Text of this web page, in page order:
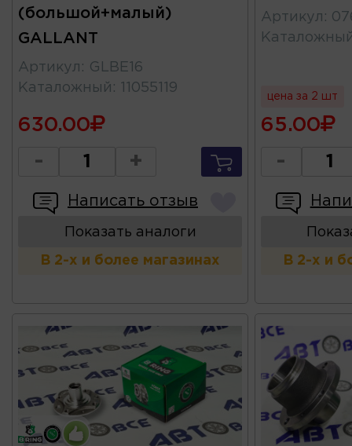
(большой+малый)
GALLANT
Артикул : GLBE16
Каталожный : 11055119
630.00
- +
Написать отзыв
Показать аналоги
В 2-х и более магазинах
Артикул :
цена за 2 шт
65.00
-
В 2-х и